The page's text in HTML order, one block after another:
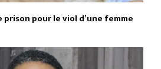
prison pour le viol d’une femme